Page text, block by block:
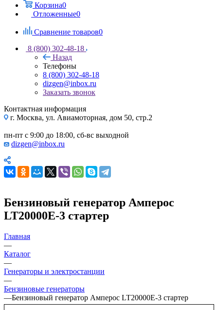
Корзина0
Отложенные0
Сравнение товаров0
8 (800) 302-48-18
Назад
Телефоны
8 (800) 302-48-18
dizgen@inbox.ru
Заказать звонок
Контактная информация
г. Москва, ул. Авиамоторная, дом 50, стр.2
пн-пт с 9:00 до 18:00, сб-вс выходной
dizgen@inbox.ru
Бензиновый генератор Амперос
LT20000E-3 стартер
Главная
—
Каталог
—
Генераторы и электростанции
—
Бензиновые генераторы
—Бензиновый генератор Амперос LT20000E-3 стартер